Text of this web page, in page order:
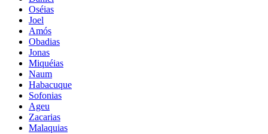
Oséias
Joel
Amós
Obadias
Jonas
Miquéias
Naum
Habacuque
Sofonias
Ageu
Zacarias
Malaquias